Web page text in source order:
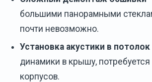
большими панорамными
почти невозможно.
Установка акустики в потолок
динамики в крышу,
корпусов.